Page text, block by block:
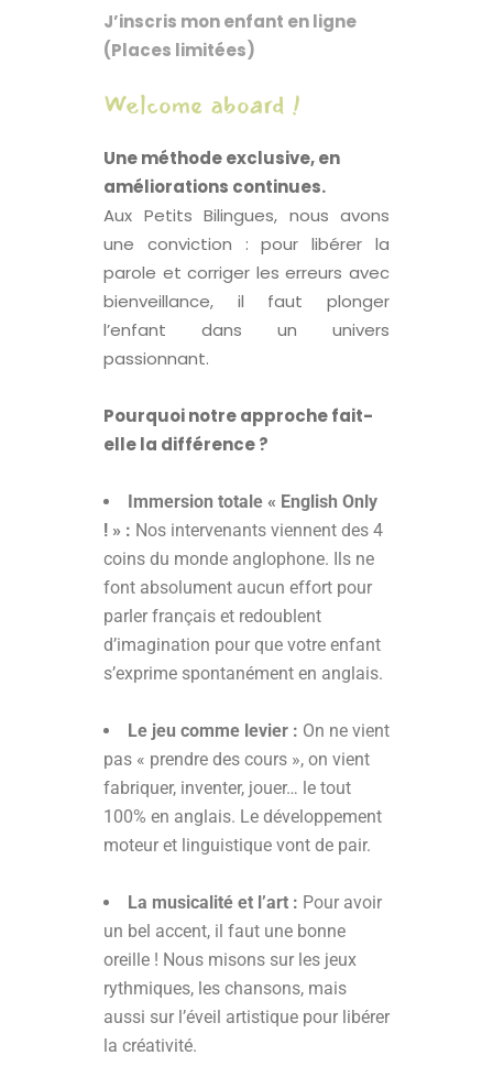
J’inscris mon enfant en ligne
(Places limitées)
Welcome aboard !
Une méthode exclusive, en
améliorations continues.
Aux Petits Bilingues, nous avons
une conviction : pour libérer la
parole et corriger les erreurs avec
bienveillance, il faut plonger
l’enfant dans un univers
passionnant.
Pourquoi notre approche fait-
elle la différence ?
Immersion totale « English Only
! » : Nos intervenants viennent des 4
coins du monde anglophone. Ils ne
font absolument aucun effort pour
parler français et redoublent
d’imagination pour que votre enfant
s’exprime spontanément en anglais.
Le jeu comme levier : On ne vient
pas « prendre des cours », on vient
fabriquer, inventer, jouer… le tout
100% en anglais. Le développement
moteur et linguistique vont de pair.
La musicalité et l’art : Pour avoir
un bel accent, il faut une bonne
oreille ! Nous misons sur les jeux
rythmiques, les chansons, mais
aussi sur l’éveil artistique pour libérer
la créativité.